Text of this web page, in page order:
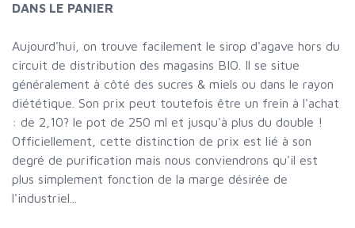
DANS LE PANIER
Aujourd'hui, on trouve facilement le sirop d'agave hors du
circuit de distribution des magasins BIO. Il se situe
généralement à côté des sucres & miels ou dans le rayon
diététique. Son prix peut toutefois être un frein à l'achat
: de 2,10? le pot de 250 ml et jusqu'à plus du double !
Officiellement, cette distinction de prix est lié à son
degré de purification mais nous conviendrons qu'il est
plus simplement fonction de la marge désirée de
l'industriel...